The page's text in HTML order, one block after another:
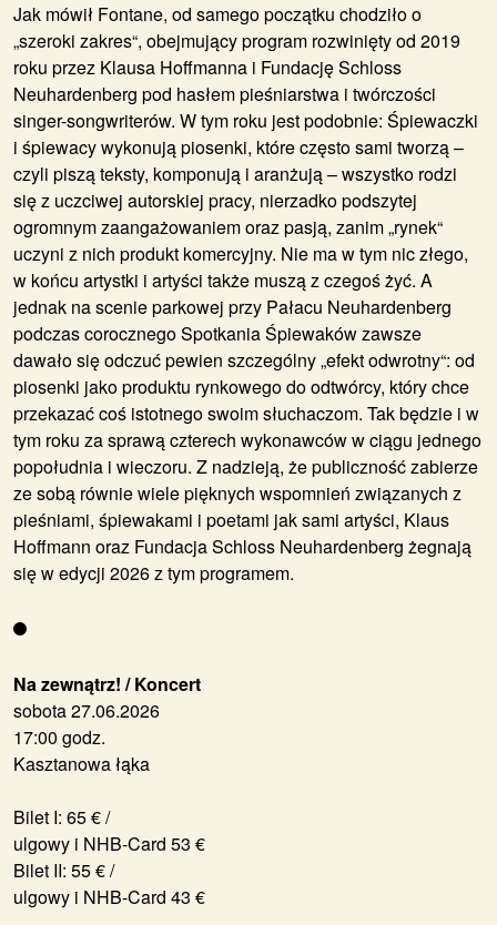
Na zewnątrz! / Koncert
sobota 27.06.2026
17:00 godz.
Kasztanowa łąka
Bilet I: 65 € /
ulgowy i NHB-Card 53 €
Bilet II: 55 € /
ulgowy i NHB-Card 43 €
Jak mówił Fontane, od samego początku chodziło o
„szeroki zakres“, obejmujący program rozwinięty od 2019
roku przez Klausa Hoffmanna i Fundację Schloss
Neuhardenberg pod hasłem pieśniarstwa i twórczości
singer-songwriterów. W tym roku jest podobnie: Śpiewaczki
i śpiewacy wykonują piosenki, które często sami tworzą –
czyli piszą teksty, komponują i aranżują – wszystko rodzi
się z uczciwej autorskiej pracy, nierzadko podszytej
ogromnym zaangażowaniem oraz pasją, zanim „rynek“
uczyni z nich produkt komercyjny. Nie ma w tym nic złego,
w końcu artystki i artyści także muszą z czegoś żyć. A
jednak na scenie parkowej przy Pałacu Neuhardenberg
podczas corocznego Spotkania Śpiewaków zawsze
dawało się odczuć pewien szczególny „efekt odwrotny“: od
piosenki jako produktu rynkowego do odtwórcy, który chce
przekazać coś istotnego swoim słuchaczom. Tak będzie i w
tym roku za sprawą czterech wykonawców w ciągu jednego
popołudnia i wieczoru. Z nadzieją, że publiczność zabierze
ze sobą równie wiele pięknych wspomnień związanych z
pieśniami, śpiewakami i poetami jak sami artyści, Klaus
Hoffmann oraz Fundacja Schloss Neuhardenberg żegnają
się w edycji 2026 z tym programem.